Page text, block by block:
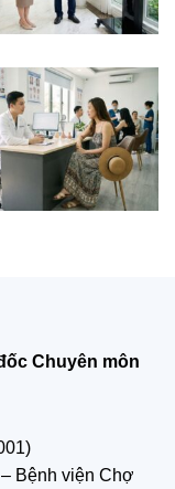
Chuyên môn
Bệnh viện Chợ